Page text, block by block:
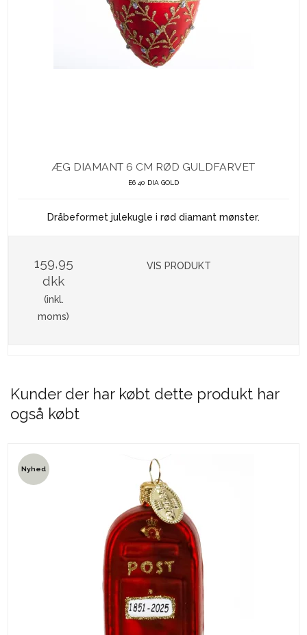
ÆG DIAMANT 6 CM RØD GULDFARVET
E6 40 DIA GOLD
Dråbeformet julekugle i rød diamant mønster.
159,95
dkk
(inkl.
moms)
VIS PRODUKT
Kunder der har købt dette produkt har
også købt
Nyhed